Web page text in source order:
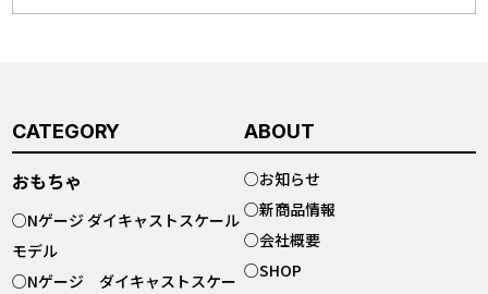
CATEGORY
おもちゃ
○Nゲージ ダイキャストスケール
モデル
○Nゲージ ダイキャストスケー
ABOUT
○お知らせ
○新商品情報
○会社概要
○SHOP